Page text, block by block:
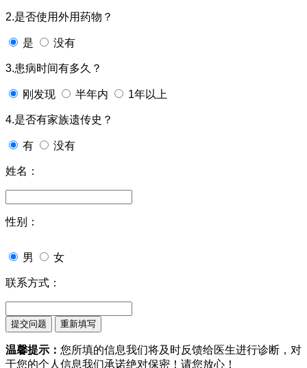
2.是否使用外用药物？
是 没有
3.患病时间有多久？
刚发现 半年内 1年以上
4.是否有家族遗传史？
有 没有
姓名：
性别：
男 女
联系方式：
温馨提示： 您所填的信息我们将及时反馈给医生进行诊断，对
于您的个人信息我们承诺绝对保密！请您放心！